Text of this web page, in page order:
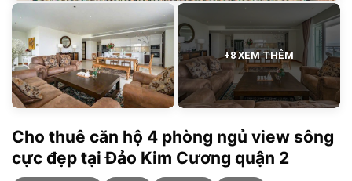
+8 XEM THÊM
Cho thuê căn hộ 4 phòng ngủ view sông
cực đẹp tại Đảo Kim Cương quận 2